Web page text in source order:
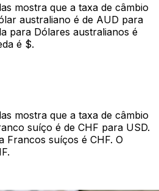
mostra que a taxa de câmbio
australiano é de AUD para
para Dólares australianos é
é $.
mostra que a taxa de câmbio
suíço é de CHF para USD.
Francos suíços é CHF. O